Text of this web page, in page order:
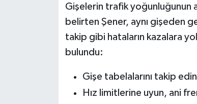
Gişelerin trafik yoğunluğunun
belirten Şener, aynı gişeden
takip gibi hataların kazalara
bulundu:
Gişe tabelalarını takip
Hız limitlerine uyun, ani